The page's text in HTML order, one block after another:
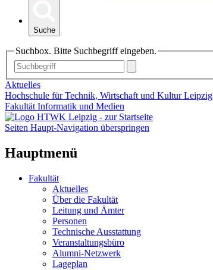
Suche
Suchbox. Bitte Suchbegriff eingeben.
Aktuelles
Hochschule für Technik, Wirtschaft und Kultur Leipzig
Fakultät Informatik und Medien
Seiten Haupt-Navigation überspringen
Hauptmenü
Fakultät
Aktuelles
Über die Fakultät
Leitung und Ämter
Personen
Technische Ausstattung
Veranstaltungsbüro
Alumni-Netzwerk
Lageplan